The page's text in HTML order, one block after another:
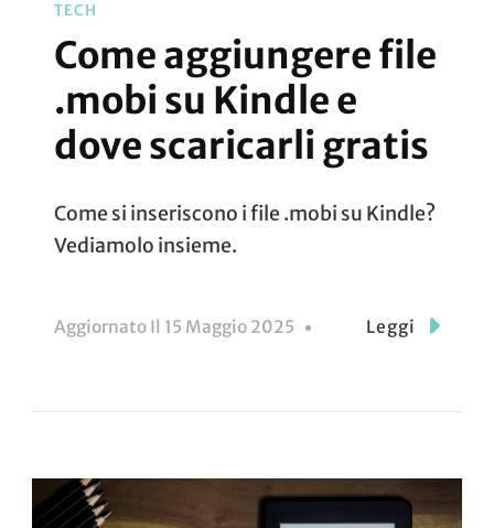
TECH
Come aggiungere file
.mobi su Kindle e
dove scaricarli gratis
Come si inseriscono i file .mobi su Kindle?
Vediamolo insieme.
Aggiornato Il 15 Maggio 2025 Leggi